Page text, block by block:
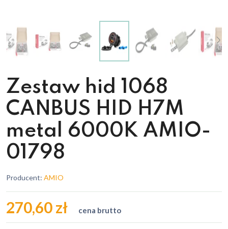
Zestaw hid 1068
CANBUS HID H7M
metal 6000K AMIO-
01798
Producent: AMIO
270,60 zł cena brutto